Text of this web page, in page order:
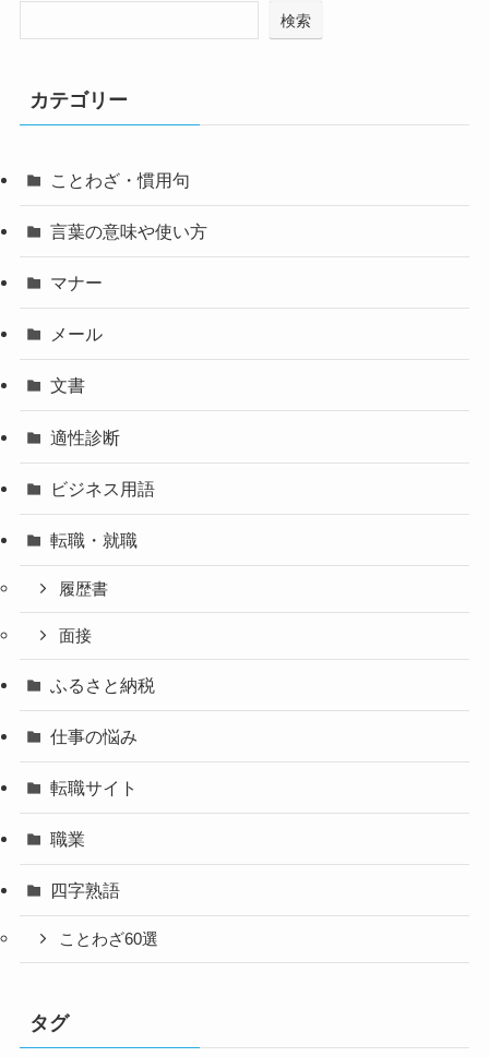
検索
カテゴリー
ことわざ・慣用句
言葉の意味や使い方
マナー
メール
文書
適性診断
ビジネス用語
転職・就職
履歴書
面接
ふるさと納税
仕事の悩み
転職サイト
職業
四字熟語
ことわざ60選
タグ